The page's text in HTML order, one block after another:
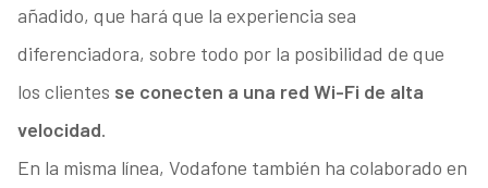
añadido, que hará que la experiencia sea
diferenciadora, sobre todo por la posibilidad de que
los clientes se conecten a una red Wi-Fi de alta
velocidad.
En la misma línea, Vodafone también ha colaborado en